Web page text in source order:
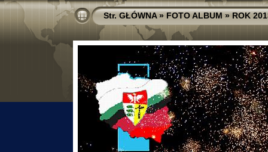
Str. GŁÓWNA»FOTO ALBUM»ROK